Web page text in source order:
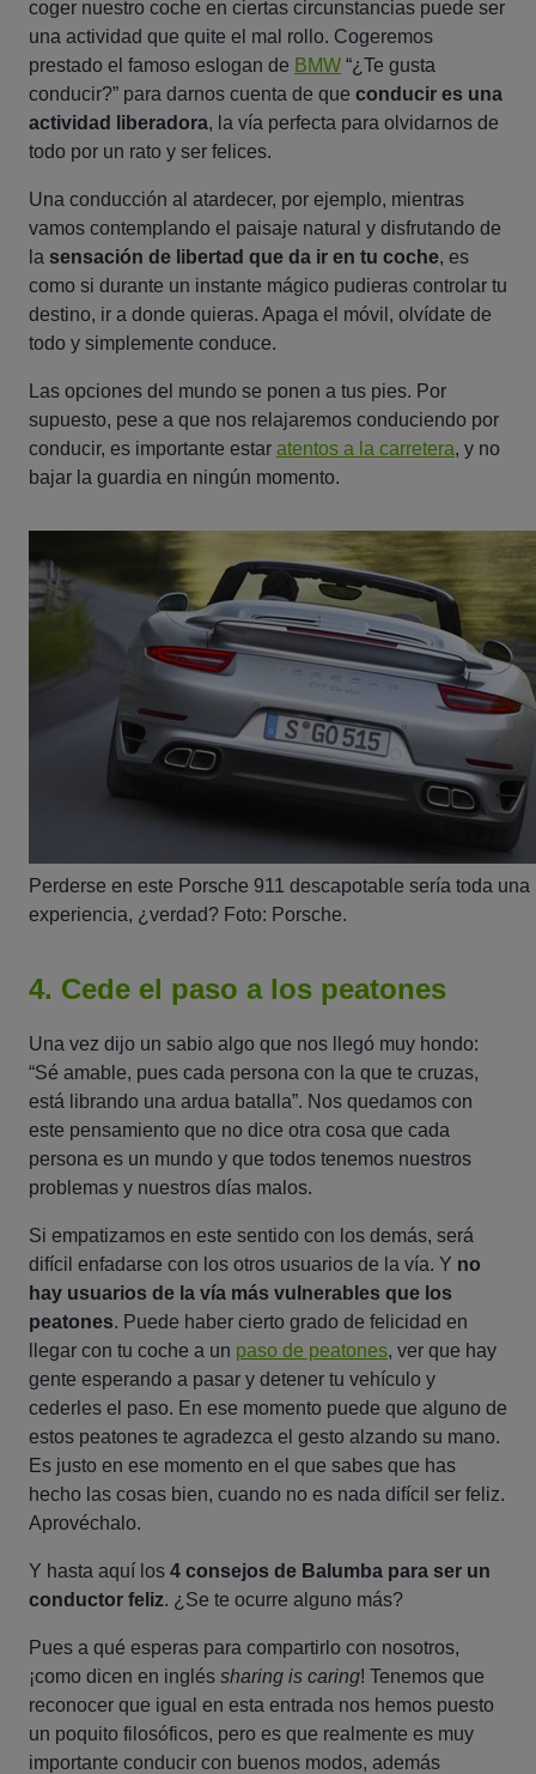
coger nuestro coche en ciertas circunstancias puede ser
una actividad que quite el mal rollo. Cogeremos
prestado el famoso eslogan de BMW “¿ Te gusta
conducir?” para darnos cuenta de que conducir es una
actividad liberadora, la vía perfecta para olvidarnos de
todo por un rato y ser felices.
Una conducción al atardecer, por ejemplo, mientras
vamos contemplando el paisaje natural y disfrutando de
la sensación de libertad que da ir en tu coche, es
como si durante un instante mágico pudieras controlar tu
destino, ir a donde quieras. Apaga el móvil, olvídate de
todo y simplemente conduce.
Las opciones del mundo se ponen a tus pies. Por
supuesto, pese a que nos relajaremos conduciendo por
conducir, es importante estar atentos a la carretera, y no
bajar la guardia en ningún momento.
Perderse en este Porsche 911 descapotable sería toda una
experiencia, ¿verdad? Foto: Porsche.
4. Cede el paso a los peatones
Una vez dijo un sabio algo que nos llegó muy hondo:
“Sé amable, pues cada persona con la que te cruzas,
está librando una ardua batalla”. Nos quedamos con
este pensamiento que no dice otra cosa que cada
persona es un mundo y que todos tenemos nuestros
problemas y nuestros días malos.
Si empatizamos en este sentido con los demás, será
difícil enfadarse con los otros usuarios de la vía. Y no
hay usuarios de la vía más vulnerables que los
peatones. Puede haber cierto grado de felicidad en
llegar con tu coche a un paso de peatones, ver que hay
gente esperando a pasar y detener tu vehículo y
cederles el paso. En ese momento puede que alguno de
estos peatones te agradezca el gesto alzando su mano.
Es justo en ese momento en el que sabes que has
hecho las cosas bien, cuando no es nada difícil ser feliz.
Aprovéchalo.
Y hasta aquí los 4 consejos de Balumba para ser un
conductor feliz. ¿Se te ocurre alguno más?
Pues a qué esperas para compartirlo con nosotros,
¡como dicen en inglés sharing is caring! Tenemos que
reconocer que igual en esta entrada nos hemos puesto
un poquito filosóficos, pero es que realmente es muy
importante conducir con buenos modos, además